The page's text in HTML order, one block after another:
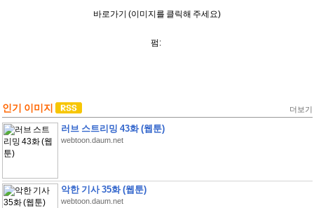
바로가기 (이미지를 클릭해 주세요)
펌:
인기 이미지 더보기
러브 스트리밍 43화 (웹툰)
webtoon.daum.net
악한 기사 35화 (웹툰)
webtoon.daum.net